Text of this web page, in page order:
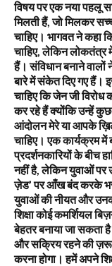
विषय पर एक नया पहलू
मिलती हैं, जो मिलकर
चाहिए। भागवत ने कहा
चाहिए, लेकिन लोकतंत्र
हैं। संविधान बनाने
बारे में संकेत दिए गए हैं।
चाहिए कि जेन जी
कर रहे हैं क्योंकि उन्हें
आंदोलन मेरे या आपके
चाहिए। एक कार्यक्रम
प्रदर्शनकारियों के बीच
नहीं है, लेकिन युवाओं पर
ज़ेड’ पर आँख बंद करके
युवाओं की नीयत और
शिक्षा कोई कमर्शियल
बेहतर बनाया जा सकता
और सक्रिय रहने की
करना होगा। हमें अपने